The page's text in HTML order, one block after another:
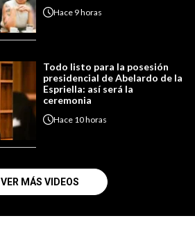
Hace 9 horas
Todo listo para la posesión
presidencial de Abelardo de la
Espriella: así será la
ceremonia
Hace 10 horas
VER MÁS VIDEOS